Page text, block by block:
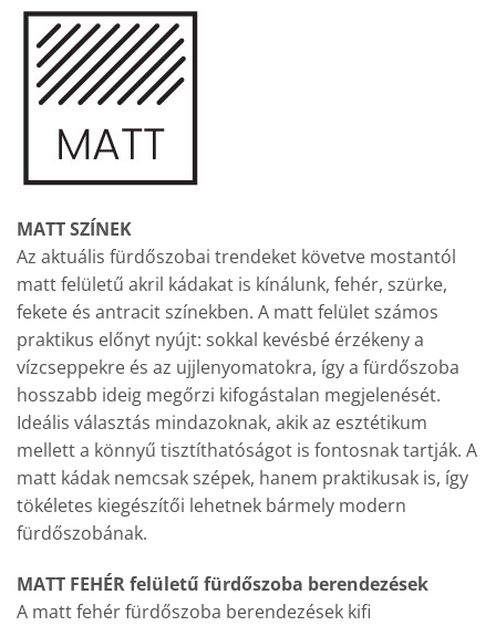
MATT SZÍNEK
Az aktuális fürdőszobai trendeket követve mostantól
matt felületű akril kádakat is kínálunk, fehér, szürke,
fekete és antracit színekben. A matt felület számos
praktikus előnyt nyújt: sokkal kevésbé érzékeny a
vízcseppekre és az ujjlenyomatokra, így a fürdőszoba
hosszabb ideig megőrzi kifogástalan megjelenését.
Ideális választás mindazoknak, akik az esztétikum
mellett a könnyű tisztíthatóságot is fontosnak tartják. A
matt kádak nemcsak szépek, hanem praktikusak is, így
tökéletes kiegészítői lehetnek bármely modern
fürdőszobának.
MATT FEHÉR felületű fürdőszoba berendezések
A matt fehér fürdőszoba berendezések kifi